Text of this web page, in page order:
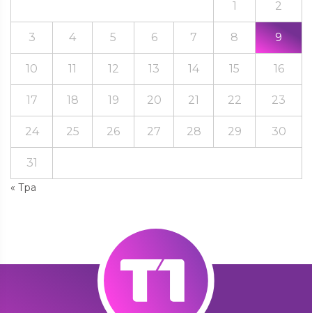
« Тра
1 2
3 4 5 6 7 8 9
10 11 12 13 14 15 16
17 18 19 20 21 22 23
24 25 26 27 28 29 30
31